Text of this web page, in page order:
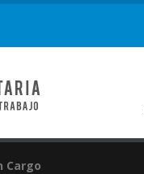
Cargo